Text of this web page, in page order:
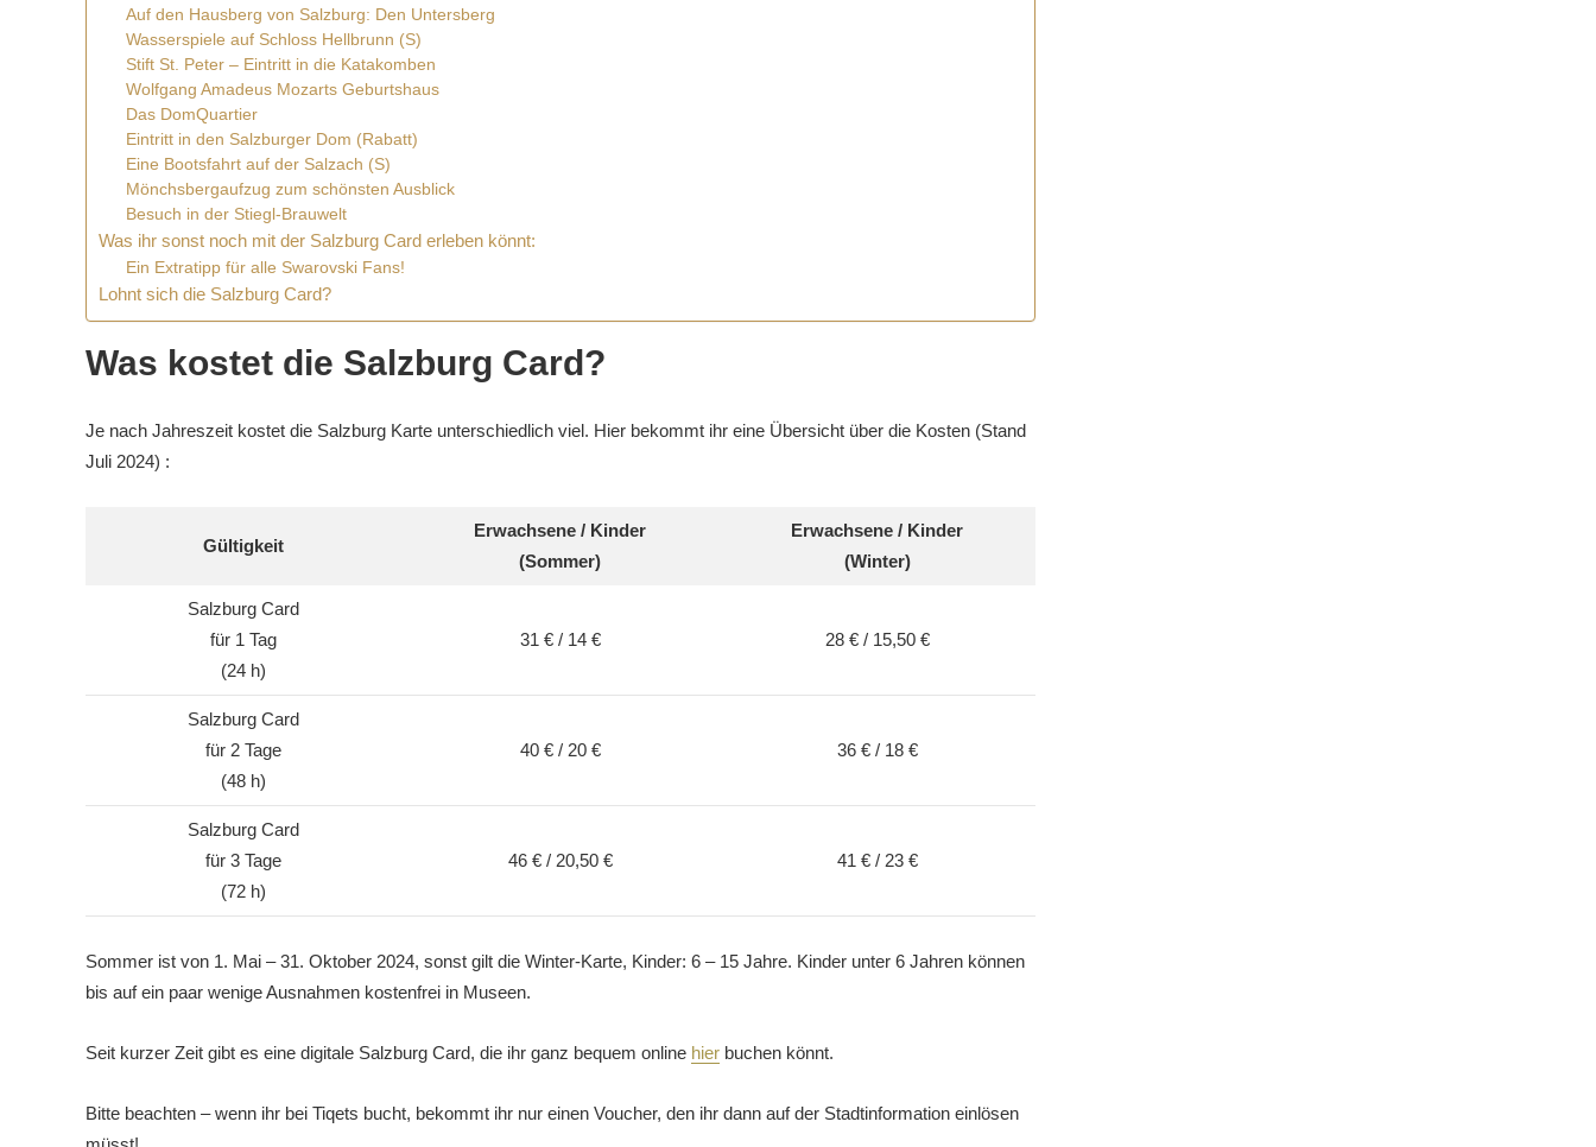
Auf den Hausberg von Salzburg: Den Untersberg
Wasserspiele auf Schloss Hellbrunn (S)
Stift St. Peter – Eintritt in die Katakomben
Wolfgang Amadeus Mozarts Geburtshaus
Das DomQuartier
Eintritt in den Salzburger Dom (Rabatt)
Eine Bootsfahrt auf der Salzach (S)
Mönchsbergaufzug zum schönsten Ausblick
Besuch in der Stiegl-Brauwelt
Was ihr sonst noch mit der Salzburg Card erleben könnt:
Ein Extratipp für alle Swarovski Fans!
Lohnt sich die Salzburg Card?
Was kostet die Salzburg Card?
Je nach Jahreszeit kostet die Salzburg Karte unterschiedlich viel. Hier bekommt ihr eine Übersicht über die Kosten (Stand
Juli 2024) :
Gültigkeit
Erwachsene / Kinder
(Sommer)
Erwachsene / Kinder
(Winter)
Salzburg Card
für 1 Tag
(24 h)
31 € / 14 € 28 € / 15,50 €
Salzburg Card
für 2 Tage
(48 h)
40 € / 20 € 36 € / 18 €
Salzburg Card
für 3 Tage
(72 h)
46 € / 20,50 € 41 € / 23 €
Sommer ist von 1. Mai – 31. Oktober 2024, sonst gilt die Winter-Karte, Kinder: 6 – 15 Jahre. Kinder unter 6 Jahren können
bis auf ein paar wenige Ausnahmen kostenfrei in Museen.
Seit kurzer Zeit gibt es eine digitale Salzburg Card, die ihr ganz bequem online hier buchen könnt.
Bitte beachten – wenn ihr bei Tiqets bucht, bekommt ihr nur einen Voucher, den ihr dann auf der Stadtinformation einlösen